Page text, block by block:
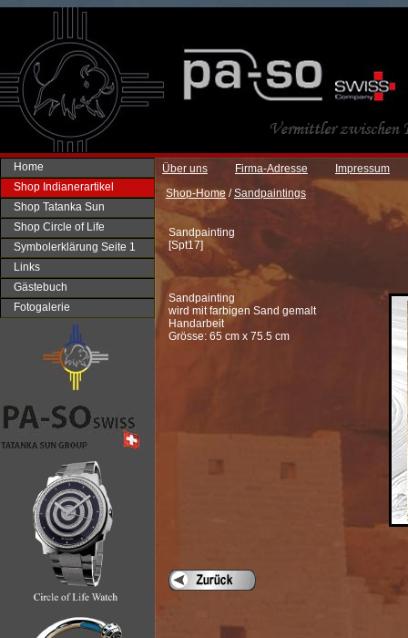
Home
Shop Indianerartikel
Shop Tatanka Sun
Shop Circle of Life
Symbolerklärung Seite 1
Links
Gästebuch
Fotogalerie
Über uns Firma-Adresse
Impressum
Shop-Home /Sandpaintings
Sandpainting
[Spt17]
Sandpainting
wird mit farbigen Sand gemalt
Handarbeit
Grösse: 65 cm x 75.5 cm